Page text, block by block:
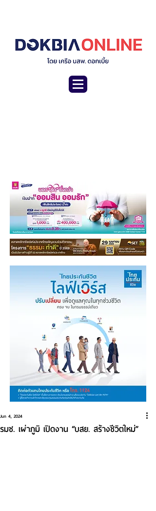
รมช. เผ่าภูมิ เปิดงาน “บสย. สร้างชีวิตใหม่”
Jun 4, 2024